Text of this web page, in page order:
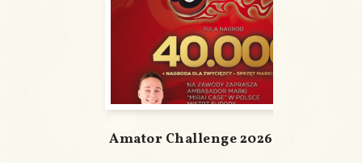
Amator Challenge 2026